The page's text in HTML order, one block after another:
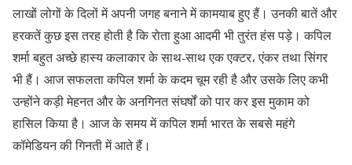
लाखों लोगों के दिलों में अपनी जगह बनाने में कामयाब हुए हैं। उनकी बातें और
हरकतें कुछ इस तरह होती है कि रोता हुआ आदमी भी तुरंत हंस पड़े। कपिल
शर्मा बहुत अच्छे हास्य कलाकार के साथ-साथ एक एक्टर، एंकर तथा सिंगर
भी हैं। आज सफलता कपिल शर्मा के कदम चूम रही है और उसके लिए कभी
उन्होंने कड़ी मेहनत और के अनगिनत संघर्षों को पार कर इस मुकाम को
हासिल किया है। आज के समय में कपिल शर्मा भारत के सबसे महंगे
कॉमेडियन की गिनती में आते हैं।